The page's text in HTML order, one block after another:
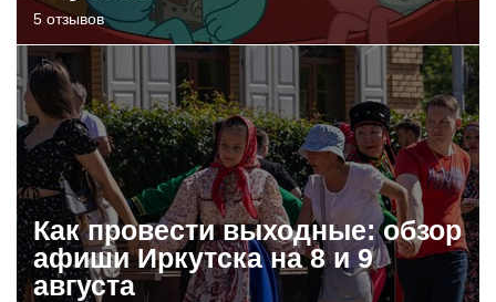
5 отзывов
Как провести выходные: обзор
афиши Иркутска на 8 и 9
августа